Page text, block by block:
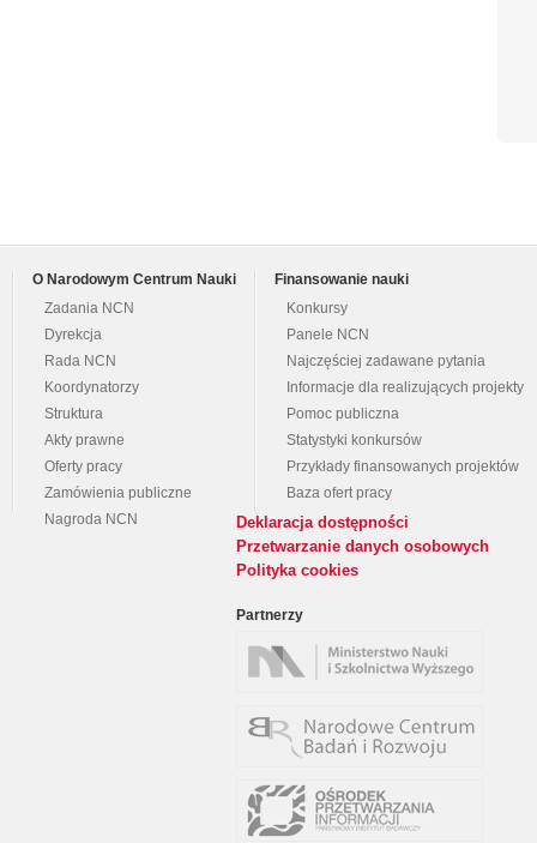
O Narodowym Centrum Nauki
Zadania NCN
Dyrekcja
Rada NCN
Koordynatorzy
Struktura
Akty prawne
Oferty pracy
Zamówienia publiczne
Nagroda NCN
Finansowanie nauki
Konkursy
Panele NCN
Najczęściej zadawane pytania
Informacje dla realizujących projekty
Pomoc publiczna
Statystyki konkursów
Przykłady finansowanych projektów
Baza ofert pracy
Deklaracja dostępności
Przetwarzanie danych osobowych
Polityka cookies
Partnerzy